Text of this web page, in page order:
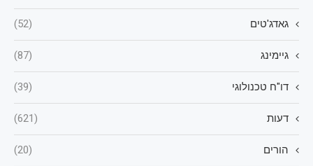
גאדג'טים (52)
גיימינג (87)
דו"ח טכנולוגי (39)
דעות (621)
הורים (20)